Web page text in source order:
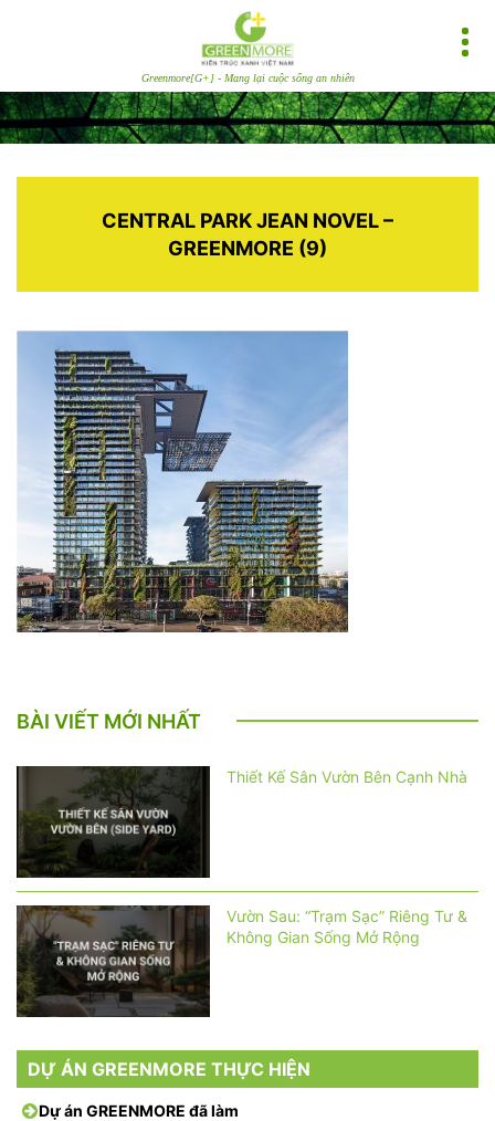
Greenmore[G+] - Mang lại cuộc sống an nhiên
CENTRAL PARK JEAN NOVEL –
GREENMORE (9)
BÀI VIẾT MỚI NHẤT
Thiết Kế Sân Vườn Bên Cạnh Nhà
Vườn Sau: “Trạm Sạc” Riêng Tư &
Không Gian Sống Mở Rộng
DỰ ÁN GREENMORE THỰC HIỆN
Dự án GREENMORE đã làm